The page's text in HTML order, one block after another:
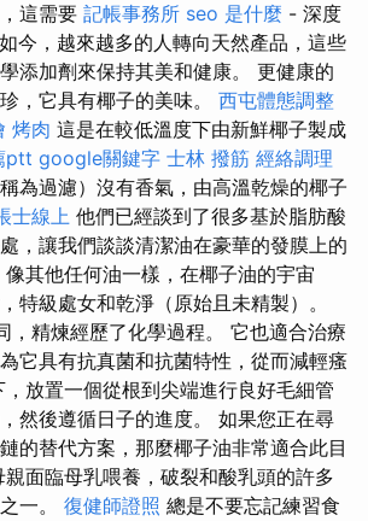
這需要 記帳事務所 seo 是什麼 - 深度
如今，越來越多的人轉向天然產品，這些
添加劑來保持其美和健康。 更健康的
，它具有椰子的美味。 西屯體態調整
烤肉 這是在較低溫度下由新鮮椰子製成
ptt google關鍵字 士林 撥筋 經絡調理
為過濾）沒有香氣，由高溫乾燥的椰子
士線上 他們已經談到了很多基於脂肪酸
，讓我們談談清潔油在豪華的發膜上的
其他任何油一樣，在椰子油的宇宙
特級處女和乾淨（原始且未精製）。
，精煉經歷了化學過程。 它也適合治療
它具有抗真菌和抗菌特性，從而減輕瘙
放置一個從根到尖端進行良好毛細管
然後遵循日子的進度。 如果您正在尋
的替代方案，那麼椰子油非常適合此目
面臨母乳喂養，破裂和酸乳頭的許多
一。 復健師證照 總是不要忘記練習食